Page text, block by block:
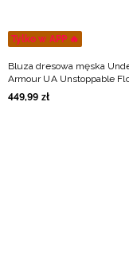
Tylko w APP 🔥
Bluza dresowa męska
Armour UA Unstoppable
Eu - zielona
449,99 zł